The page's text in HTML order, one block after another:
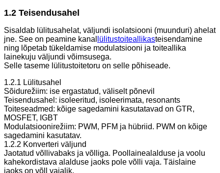
1.2 Teisendusahel
Sisaldab lülitusahelat, väljundi isolatsiooni (muunduri) ahelat
jne. See on peamine kanal lülitustoiteallikasteisendamine
ning lõpetab tükeldamise modulatsiooni ja toiteallika
lainekuju väljundi võimsusega.
Selle taseme lülitustoitetoru on selle põhiseade.
1.2.1 Lülitusahel
Sõidurežiim: ise ergastatud, väliselt põnevil
Teisendusahel: isoleeritud, isoleerimata, resonants
Toiteseadmed: kõige sagedamini kasutatavad on GTR,
MOSFET, IGBT
Modulatsioonirežiim: PWM, PFM ja hübriid. PWM on kõige
sagedamini kasutatav.
1.2.2 Konverteri väljund
Jaotatud võllivabaks ja võlliga. Poollainealalduse ja voolu
kahekordistava alalduse jaoks pole võlli vaja. Täislaine
jaoks on võll vajalik.